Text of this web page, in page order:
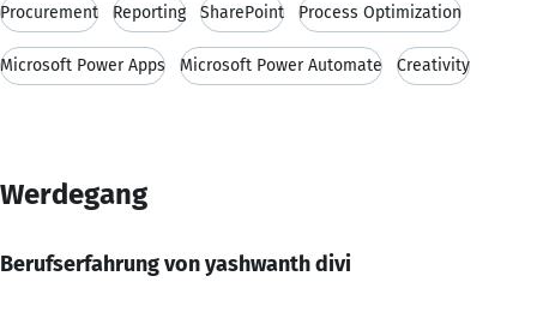
Procurement Reporting SharePoint Process Optimization
Microsoft Power Apps Microsoft Power Automate Creativity
Werdegang
Berufserfahrung von yashwanth divi